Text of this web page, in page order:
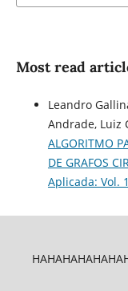
Most read
Leandro
Andrade, Luiz
ALGORITMO
DE GRAFOS
Aplicada: Vol.